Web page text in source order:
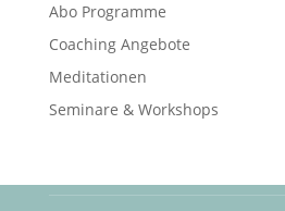
Abo Programme
Coaching Angebote
Meditationen
Seminare & Workshops